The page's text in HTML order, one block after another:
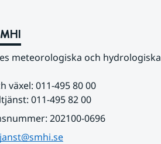
meteorologiska och hydrologiska
växel: 011-495 80 00
011-495 82 00
202100-0696